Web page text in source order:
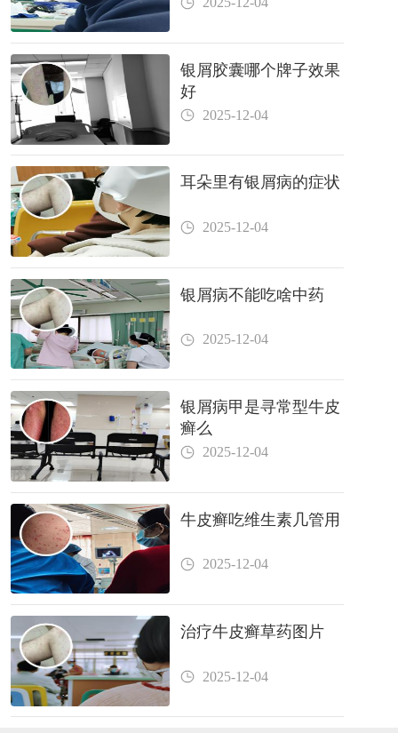
银屑胶囊哪个牌子效果
好
2025-12-04
耳朵里有银屑病的症状
2025-12-04
银屑病不能吃啥中药
2025-12-04
银屑病甲是寻常型牛皮
癣么
2025-12-04
牛皮癣吃维生素几管用
2025-12-04
治疗牛皮癣草药图片
2025-12-04